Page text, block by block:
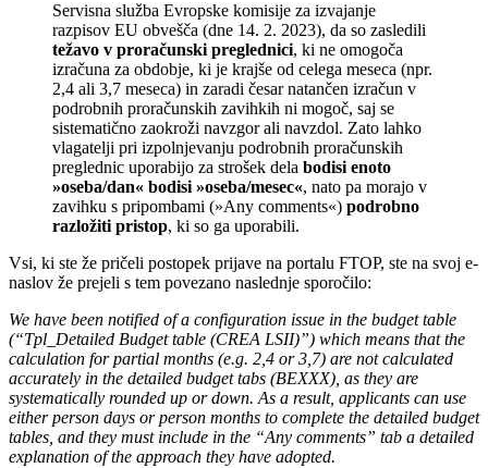
Servisna služba Evropske komisije za izvajanje
razpisov EU obvešča (dne 14. 2. 2023), da so zasledili
težavo v proračunski preglednici, ki ne omogoča
izračuna za obdobje, ki je krajše od celega meseca (npr.
2,4 ali 3,7 meseca) in zaradi česar natančen izračun v
podrobnih proračunskih zavihkih ni mogoč, saj se
sistematično zaokroži navzgor ali navzdol. Zato lahko
vlagatelji pri izpolnjevanju podrobnih proračunskih
preglednic uporabijo za strošek dela bodisi enoto
»oseba/dan« bodisi »oseba/mesec«, nato pa morajo v
zavihku s pripombami (»Any comments«) podrobno
razložiti pristop, ki so ga uporabili.
Vsi, ki ste že pričeli postopek prijave na portalu FTOP, ste na svoj e-
naslov že prejeli s tem povezano naslednje sporočilo:
We have been notified of a configuration issue in the budget table
(“Tpl_Detailed Budget table (CREA LSII)”) which means that the
calculation for partial months (e.g. 2,4 or 3,7) are not calculated
accurately in the detailed budget tabs (BEXXX), as they are
systematically rounded up or down. As a result, applicants can use
either person days or person months to complete the detailed budget
tables, and they must include in the “Any comments” tab a detailed
explanation of the approach they have adopted.